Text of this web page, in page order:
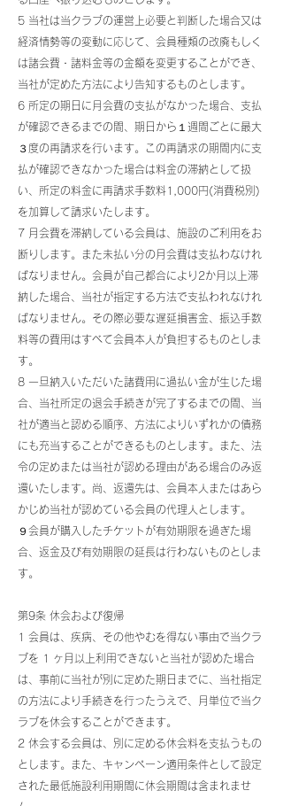
5 当社は当クラブの運営上必要と判断した場合又は
経済情勢等の変動に応じて、会員種類の改廃もしく
は諸会費・諸料金等の金額を変更することができ、
当社が定めた方法により告知するものとします。
6 所定の期日に月会費の支払がなかった場合、支払
が確認できるまでの間、期日から１週間ごとに最大
３度の再請求を行います。この再請求の期間内に支
払が確認できなかった場合は料金の滞納として扱
い、所定の料金に再請求手数料1,000円(消費税別)
を加算して請求いたします。
7 月会費を滞納している会員は、施設のご利用をお
断りします。また未払い分の月会費は支払わなけれ
ばなりません。会員が自己都合により2か月以上滞
納した場合、当社が指定する方法で支払われなけれ
ばなりません。その際必要な遅延損害金、振込手数
料等の費用はすべて会員本人が負担するものとしま
す。
8 一旦納入いただいた諸費用に過払い金が生じた場
合、当社所定の退会手続きが完了するまでの間、当
社が適当と認める順序、方法によりいずれかの債務
にも充当することができるものとします。また、法
令の定めまたは当社が認める理由がある場合のみ返
還いたします。尚、返還先は、会員本人またはあら
かじめ当社が認めている会員の代理人とします。
９会員が購入したチケットが有効期限を過ぎた場
合、返金及び有効期限の延長は行わないものとしま
す。
第9条 休会および復帰
1 会員は、疾病、その他やむを得ない事由で当クラ
ブを 1 ヶ月以上利用できないと当社が認めた場合
は、事前に当社が別に定めた期日までに、当社指定
の方法により手続きを行ったうえで、月単位で当ク
ラブを休会することができます。
2 休会する会員は、別に定める休会料を支払うもの
とします。また、キャンペーン適用条件として設定
された最低施設利用期間に休会期間は含まれませ